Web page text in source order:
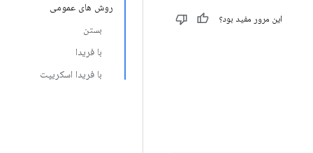
روش های عمومی
بستن
با فریدا
با فریدا اسکریپت
این مرور مفید بود؟